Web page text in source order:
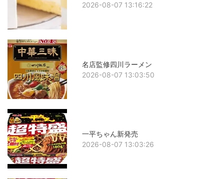
2026-08-07 13:16:22
名店監修四川ラーメン
2026-08-07 13:03:50
一平ちゃん新発売
2026-08-07 13:03:26